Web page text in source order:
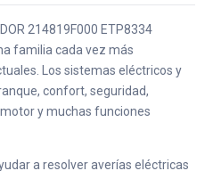
214819F000 ETP8334
familia cada vez más
Los sistemas eléctricos y
confort, seguridad,
y muchas funciones
a resolver averías eléctricas